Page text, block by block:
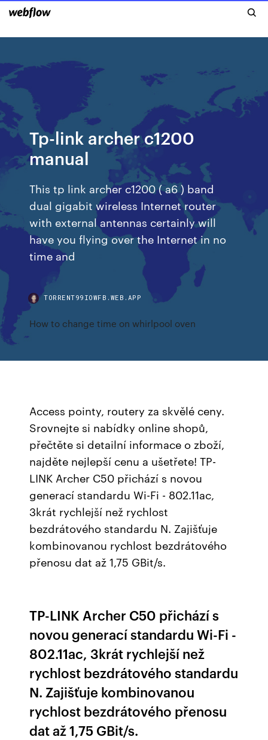
Tp-link archer c1200
manual
This tp link archer c1200 ( a6 ) band
dual gigabit wireless Internet router
with external antennas certainly will
have you flying over the Internet in no
time and
TORRENT99IOWFB.WEB.APP
How to change time on whirlpool oven
Access pointy, routery za skvělé ceny.
Srovnejte si nabídky online shopů,
přečtěte si detailní informace o zboží,
najděte nejlepší cenu a ušetřete! TP-
LINK Archer C50 přichází s novou
generací standardu Wi-Fi - 802.11ac,
3krát rychlejší než rychlost
bezdrátového standardu N. Zajišťuje
kombinovanou rychlost bezdrátového
přenosu dat až 1,75 GBit/s.
TP-LINK Archer C50 přichází s
novou generací standardu Wi-Fi -
802.11ac, 3krát rychlejší než
rychlost bezdrátového standardu
N. Zajišťuje kombinovanou
rychlost bezdrátového přenosu
dat až 1,75 GBit/s.